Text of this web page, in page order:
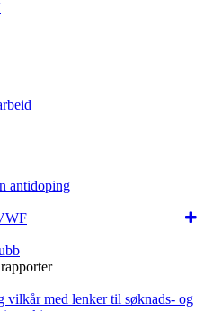
antidoping
vilkår med lenker til søknads- og